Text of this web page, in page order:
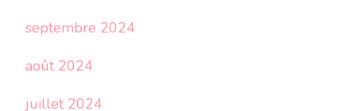
septembre 2024
août 2024
juillet 2024